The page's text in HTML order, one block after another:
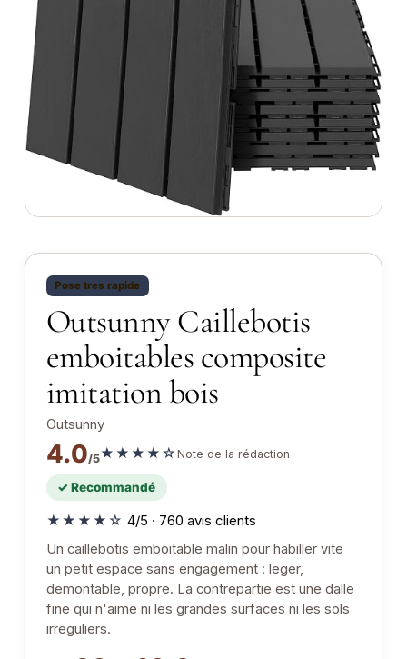
Pose tres rapide
Outsunny Caillebotis
emboitables composite
imitation bois
Outsunny
4.0/5★★★★☆ Note de la rédaction
✓ Recommandé
★★★★☆ 4/5 · 760 avis clients
Un caillebotis emboitable malin pour habiller vite
un petit espace sans engagement : leger,
demontable, propre. La contrepartie est une dalle
fine qui n'aime ni les grandes surfaces ni les sols
irreguliers.